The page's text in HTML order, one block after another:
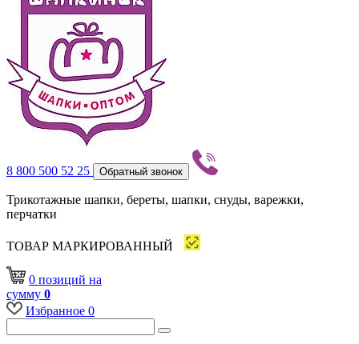
8 800 500 52 25 Обратный звонок
Трикотажные шапки, береты, шапки, снуды, варежки,
перчатки
ТОВАР МАРКИРОВАННЫЙ
0 позиций на
сумму 0
Избранное 0